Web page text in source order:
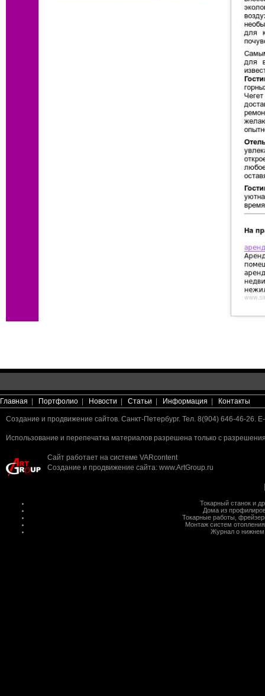
Главная | Портфолио | Новости | Статьи | Информация | Контакты
Создание и продвижение сайтов. Санкт-Петербург. Тел. 8(904) 646-46-26.
Использование и перепечатка материалов разрешена только с
Сайт работает на системе VARcontent
Создание и продвижение сайта: www.ArtGroup.ru
Токарный станок и
Дома из
Токарные работы
Монтаж систем отопления
Журнал о нижнем